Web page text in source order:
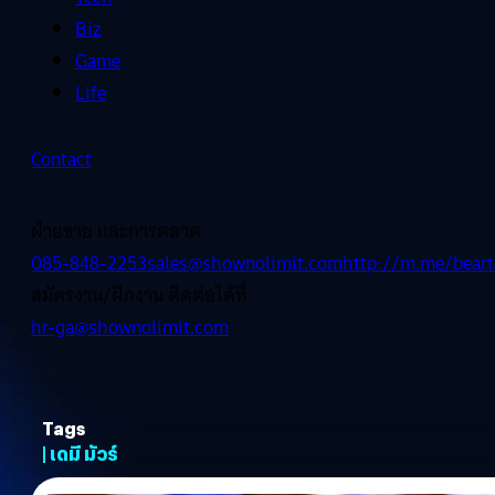
Biz
Game
Life
Contact
ฝ่ายขาย และการตลาด
085-848-2253sales@shownolimit.comhttp://m.me/
สมัครงาน/ฝึกงาน ติดต่อได้ที่
hr-ga@shownolimit.com
Tags
| เดมี มัวร์